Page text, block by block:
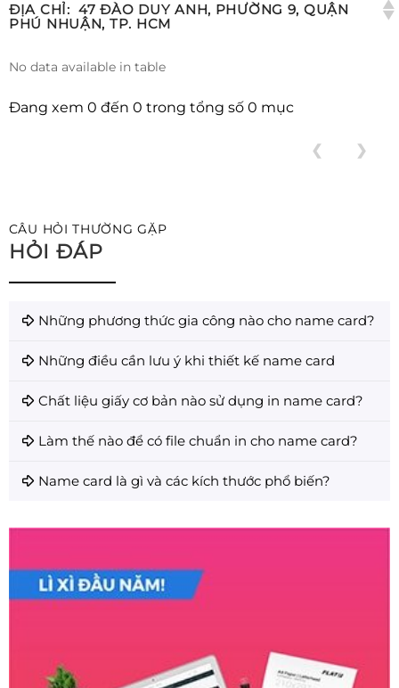
ĐỊA CHỈ: 47 ĐÀO DUY ANH, PHƯỜNG 9, QUẬN
PHÚ NHUẬN, TP. HCM
No data available in table
Đang xem 0 đến 0 trong tổng số 0 mục
❮ ❯
CÂU HỎI THƯỜNG GẶP
HỎI ĐÁP
Những phương thức gia công nào cho name card?
Những điều cần lưu ý khi thiết kế name card
Chất liệu giấy cơ bản nào sử dụng in name card?
Làm thế nào để có file chuẩn in cho name card?
Name card là gì và các kích thước phổ biến?